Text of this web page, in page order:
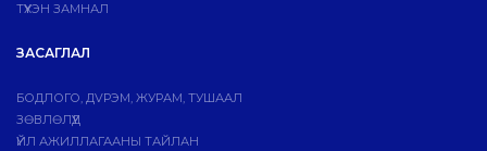
ТҮҮХЭН ЗАМНАЛ
ЗАСАГЛАЛ
БОДЛОГО, ДVРЭМ, ЖУРАМ, ТУШААЛ
ЗӨВЛӨЛҮҮД
ҮЙЛ АЖИЛЛАГААНЫ ТАЙЛАН